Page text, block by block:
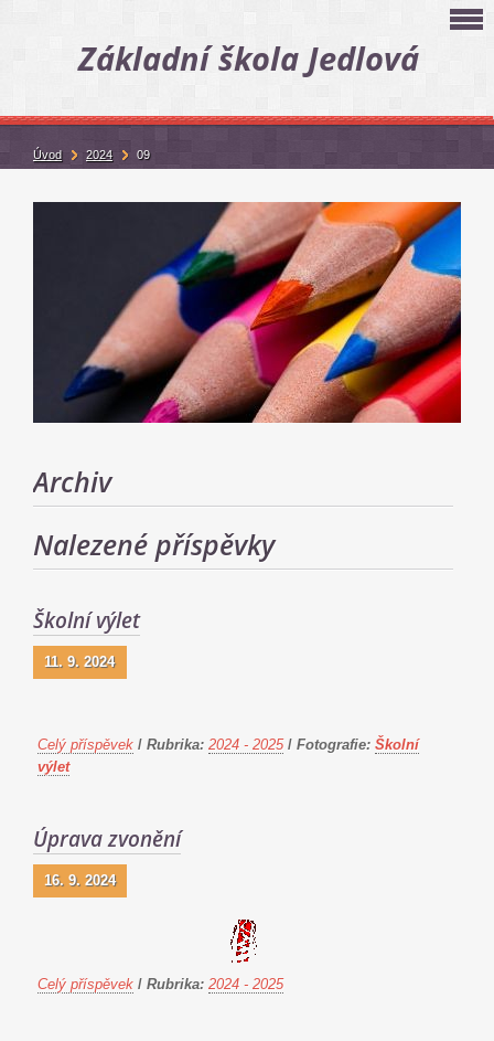
Základní škola Jedlová
Archiv
Nalezené příspěvky
Školní výlet
11. 9. 2024
Celý příspěvek / Rubrika: 2024 - 2025 / Fotografie: Školní
výlet
Úprava zvonění
16. 9. 2024
Celý příspěvek / Rubrika: 2024 - 2025
Úvod 2024 09